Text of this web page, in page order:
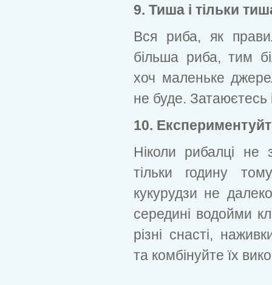
9. Тиша і тільки
Вся риба, як
більша риба, тим
хоч маленьке
не буде. Затаюєтесь
10.
Ніколи рибалці
тільки годину
кукурудзи не
середині водойми
різні снасті,
та комбінуйте їх